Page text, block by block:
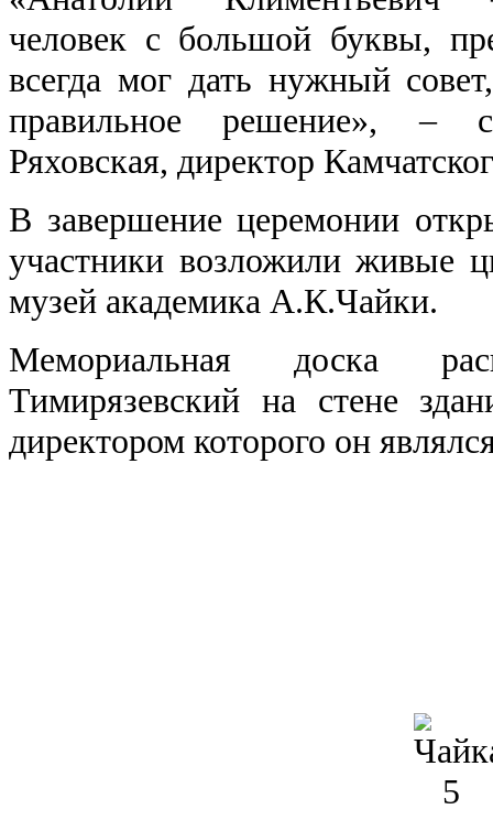
человек с большой буквы,
всегда мог дать нужный
правильное решение», –
Ряховская, директор
В завершение церемонии
участники возложили живые
музей академика А.К.Чайки.
Мемориальная доска
Тимирязевский на стене
директором которого он